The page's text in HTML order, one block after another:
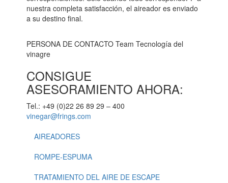
nuestra completa satisfacción, el aireador es enviado
a su destino final.
PERSONA DE CONTACTO Team Tecnología del
vinagre
CONSIGUE
ASESORAMIENTO AHORA:
Tel.: +49 (0)22 26 89 29 – 400
vinegar@frings.com
AIREADORES
ROMPE-ESPUMA
TRATAMIENTO DEL AIRE DE ESCAPE